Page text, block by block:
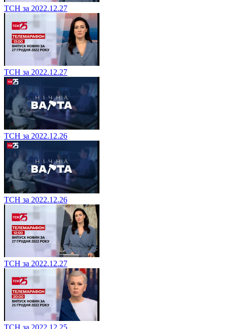
ТСН за 2022.12.27
ТСН за 2022.12.27
ТСН за 2022.12.26
ТСН за 2022.12.26
ТСН за 2022.12.27
ТСН за 2022.12.25